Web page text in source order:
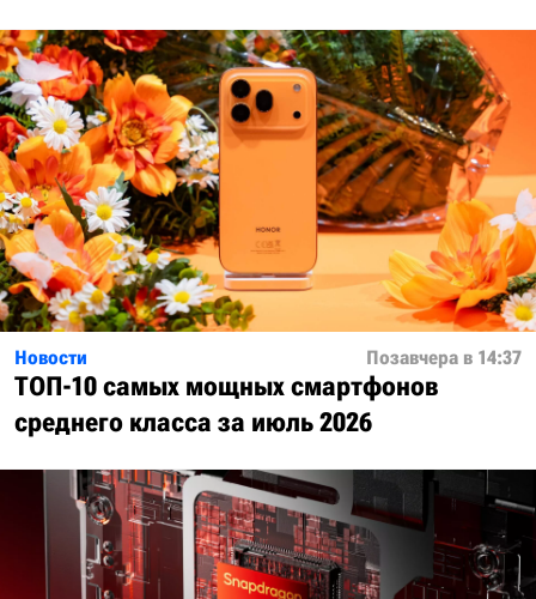
Новости Позавчера в 14:37
ТОП-10 самых мощных смартфонов
среднего класса за июль 2026